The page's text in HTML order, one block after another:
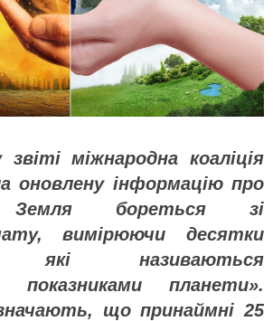
міжнародна коаліція
оновлену інформацію про
бореться зі
вимірюючи десятки
які називаються
показниками планети».
що принаймні 25